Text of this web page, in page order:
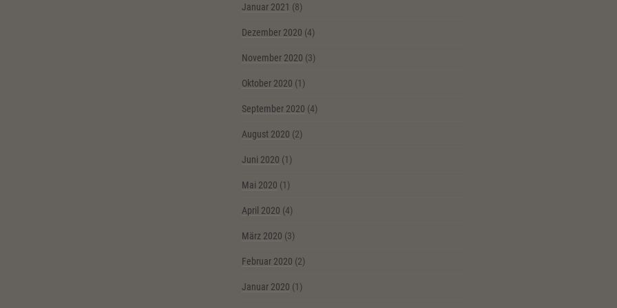
Januar 2021 (8)
Dezember 2020 (4)
November 2020 (3)
Oktober 2020 (1)
September 2020 (4)
August 2020 (2)
Juni 2020 (1)
Mai 2020 (1)
April 2020 (4)
März 2020 (3)
Februar 2020 (2)
Januar 2020 (1)